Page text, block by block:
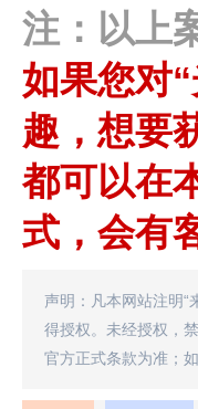
注：以上
如果您对
趣，想要
都可以在
式，会有
声明：凡本网站注明“
得授权。未经授权，
官方正式条款为准；